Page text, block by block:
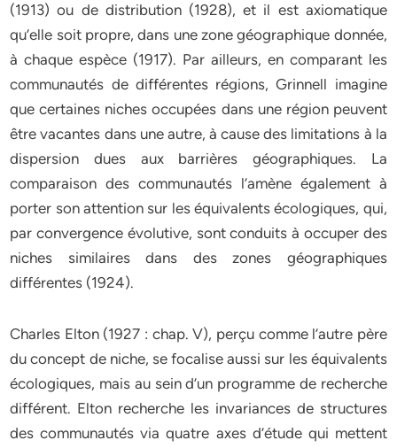
(1913) ou de distribution (1928), et il est axiomatique
qu’elle soit propre, dans une zone géographique donnée,
à chaque espèce (1917). Par ailleurs, en comparant les
communautés de différentes régions, Grinnell imagine
que certaines niches occupées dans une région peuvent
être vacantes dans une autre, à cause des limitations à la
dispersion dues aux barrières géographiques. La
comparaison des communautés l’amène également à
porter son attention sur les équivalents écologiques, qui,
par convergence évolutive, sont conduits à occuper des
niches similaires dans des zones géographiques
différentes (1924).
Charles Elton (1927 : chap. V), perçu comme l’autre père
du concept de niche, se focalise aussi sur les équivalents
écologiques, mais au sein d’un programme de recherche
différent. Elton recherche les invariances de structures
des communautés via quatre axes d’étude qui mettent